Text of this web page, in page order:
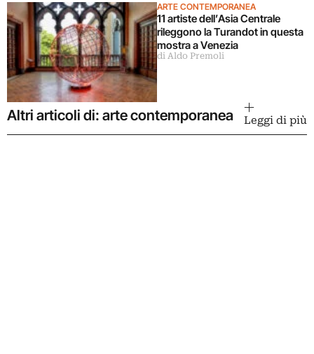
ARTE CONTEMPORANEA
11 artiste dell’Asia Centrale
rileggono la Turandot in questa
mostra a Venezia
di Aldo Premoli
Altri articoli di: arte contemporanea Leggi di più